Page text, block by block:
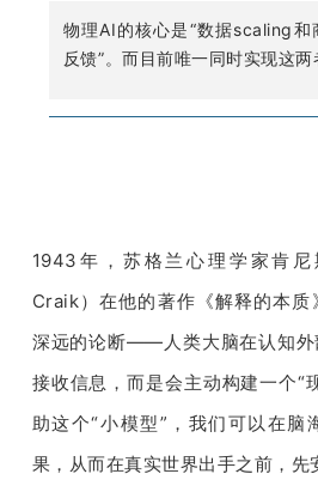
动
专
题
物理AI的核心是“数据scaling
反馈”。而目前唯一同时实现这两
1943年，苏格兰心理学家肯尼
Craik）在他的著作《解释的本质
深远的论断——人类大脑在认知外
接收信息，而是会主动构建一个“
助这个“小模型”，我们可以在脑
果，从而在真实世界出手之前，先